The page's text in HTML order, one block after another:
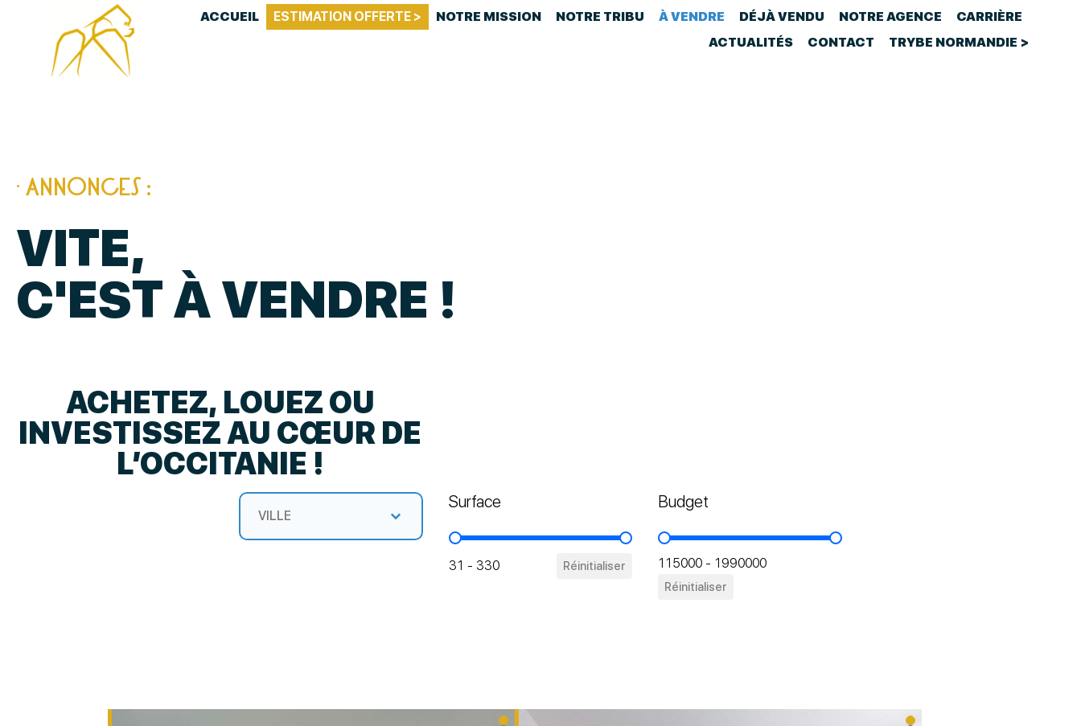
ACCUEIL ESTIMATION OFFERTE > NOTRE MISSION NOTRE TRIBU À VENDRE DÉJÀ VENDU NOTRE AGENCE
CARRIÈRE
ACTUALITÉS
CONTACT TRYBE NORMANDIE >
· ANNONCES :
VITE,
C'EST À VENDRE !
ACHETEZ, LOUEZ OU
INVESTISSEZ AU CŒUR DE
L’OCCITANIE !
City
Sélectionnez le contenu
SÉLECTIONNEZ LE CONTENU
Surface
Surface
31 - 330 Réinitialiser
Budget
Budget
115000 - 1990000
Réinitialiser